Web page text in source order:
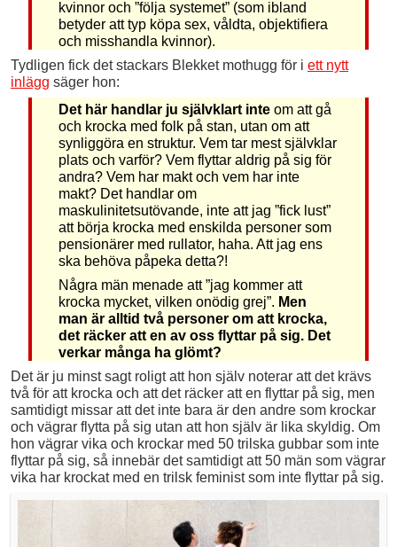
kvinnor och ”följa systemet” (som ibland
betyder att typ köpa sex, våldta, objektifiera
och misshandla kvinnor).
Tydligen fick det stackars Blekket mothugg för i ett nytt
inlägg säger hon:
Det här handlar ju självklart inteom att gå
och krocka med folk på stan, utan om att
synliggöra en struktur. Vem tar mest självklar
plats och varför? Vem flyttar aldrig på sig för
andra? Vem har makt och vem har inte
makt? Det handlar om
maskulinitetsutövande, inte att jag ”fick lust”
att börja krocka med enskilda personer som
pensionärer med rullator, haha. Att jag ens
ska behöva påpeka detta?!
Några män menade att ”jag kommer att
krocka mycket, vilken onödig grej”. Men
man är alltid två personer om att krocka,
det räcker att en av oss flyttar på sig. Det
verkar många ha glömt?
Det är ju minst sagt roligt att hon själv noterar att det krävs
två för att krocka och att det räcker att en flyttar på sig, men
samtidigt missar att det inte bara är den andre som krockar
och vägrar flytta på sig utan att hon själv är lika skyldig. Om
hon vägrar vika och krockar med 50 trilska gubbar som inte
flyttar på sig, så innebär det samtidigt att 50 män som vägrar
vika har krockat med en trilsk feminist som inte flyttar på sig.